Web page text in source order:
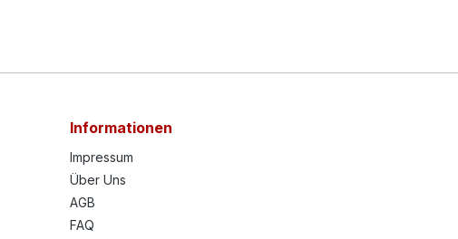
Informationen
Impressum
Über Uns
AGB
FAQ